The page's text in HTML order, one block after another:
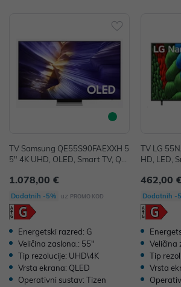
TV Samsung QE55S90FAEXXH 5
5" 4K UHD, OLED, Smart TV, QE
1.078,00 €
Dodatnih -5% uz PROMO KOD
Energetski razred: G
Veličina zaslona.: 55"
Tip rezolucije: UHD\4K
Vrsta ekrana: QLED
Operativni sustav: Tizen
TV LG
HD, LED,
462,00 €
Dodatnih -
Veličina
Tip
Vrsta